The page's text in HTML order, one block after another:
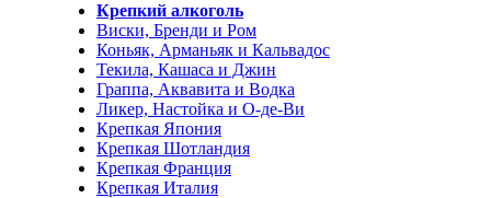
Крепкий алкоголь
Виски, Бренди и Ром
Коньяк, Арманьяк и Кальвадос
Текила, Кашаса и Джин
Граппа, Аквавита и Водка
Ликер, Настойка и О-де-Ви
Крепкая Япония
Крепкая Шотландия
Крепкая Франция
Крепкая Италия